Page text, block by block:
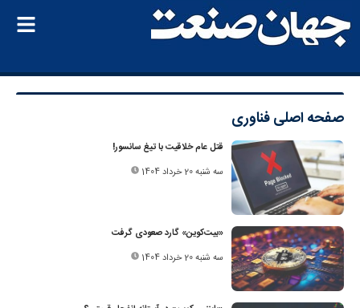
صفحه اصلیفناوری
قتل عام خلاقیت با تیغ سانسور!
سه شنبه 20 خرداد 1404
«بیت‌کوین» گارد صعودی گرفت
سه شنبه 20 خرداد 1404